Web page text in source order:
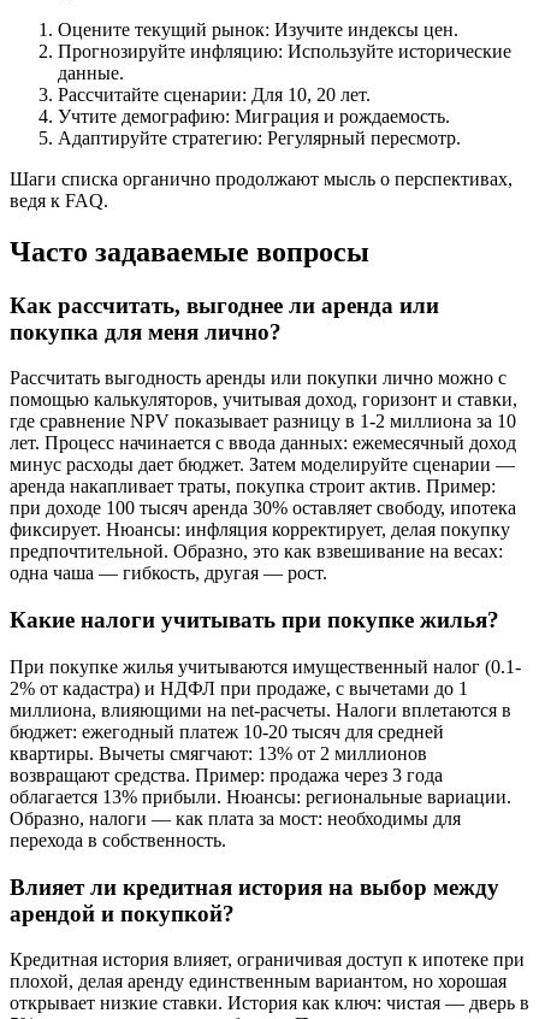
Оцените текущий рынок: Изучите индексы цен.
Прогнозируйте инфляцию: Используйте исторические
данные.
Рассчитайте сценарии: Для 10, 20 лет.
Учтите демографию: Миграция и рождаемость.
Адаптируйте стратегию: Регулярный пересмотр.
Шаги списка органично продолжают мысль о перспективах,
ведя к FAQ.
Часто задаваемые вопросы
Как рассчитать, выгоднее ли аренда или
покупка для меня лично?
Рассчитать выгодность аренды или покупки лично можно с
помощью калькуляторов, учитывая доход, горизонт и ставки,
где сравнение NPV показывает разницу в 1-2 миллиона за 10
лет. Процесс начинается с ввода данных: ежемесячный доход
минус расходы дает бюджет. Затем моделируйте сценарии —
аренда накапливает траты, покупка строит актив. Пример:
при доходе 100 тысяч аренда 30% оставляет свободу, ипотека
фиксирует. Нюансы: инфляция корректирует, делая покупку
предпочтительной. Образно, это как взвешивание на весах:
одна чаша — гибкость, другая — рост.
Какие налоги учитывать при покупке жилья?
При покупке жилья учитываются имущественный налог (0.1-
2% от кадастра) и НДФЛ при продаже, с вычетами до 1
миллиона, влияющими на net-расчеты. Налоги вплетаются в
бюджет: ежегодный платеж 10-20 тысяч для средней
квартиры. Вычеты смягчают: 13% от 2 миллионов
возвращают средства. Пример: продажа через 3 года
облагается 13% прибыли. Нюансы: региональные вариации.
Образно, налоги — как плата за мост: необходимы для
перехода в собственность.
Влияет ли кредитная история на выбор между
арендой и покупкой?
Кредитная история влияет, ограничивая доступ к ипотеке при
плохой, делая аренду единственным вариантом, но хорошая
открывает низкие ставки. История как ключ: чистая — дверь в